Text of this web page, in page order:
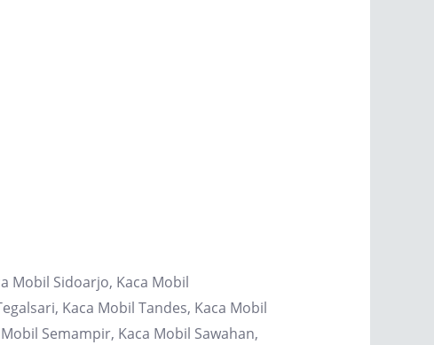
Mobil Sidoarjo, Kaca Mobil
Kaca Mobil Tandes, Kaca Mobil
Semampir, Kaca Mobil Sawahan,